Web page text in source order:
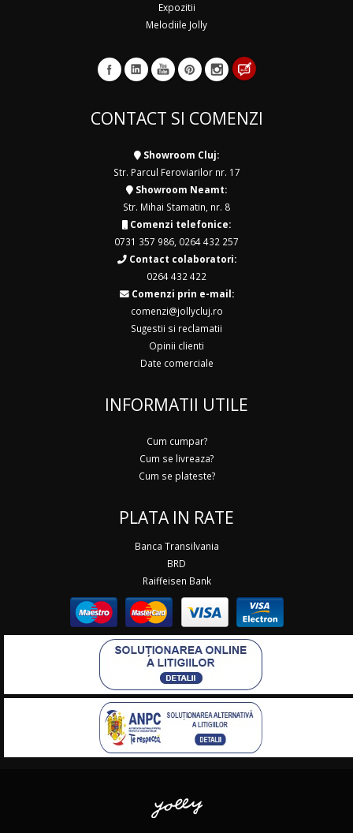
Expozitii
Melodiile Jolly
CONTACT SI COMENZI
Showroom Cluj:
Str. Parcul Feroviarilor nr. 17
Showroom Neamt:
Str. Mihai Stamatin, nr. 8
Comenzi telefonice:
0731 357 986 0264 432 257
Contact colaboratori:
0264 432 422
Comenzi prin e-mail:
comenzi@jollycluj.ro
Sugestii si reclamatii
Opinii clienti
Date comerciale
INFORMATII UTILE
Cum cumpar?
Cum se livreaza?
Cum se plateste?
PLATA IN RATE
Banca Transilvania
BRD
Raiffeisen Bank